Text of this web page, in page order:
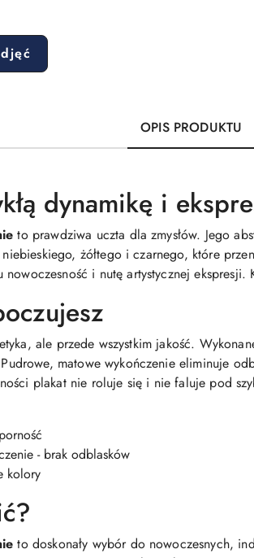
OPIS PRODUKTU
dynamikę i
to prawdziwa uczta dla zmysłów. Jego
żółtego i czarnego, które
i nutę artystycznej
ale przede wszystkim jakość.
matowe wykończenie eliminuje
plakat nie roluje się i nie faluje pod
- brak odblasków
kolory
to doskonały wybór do nowoczesnych,